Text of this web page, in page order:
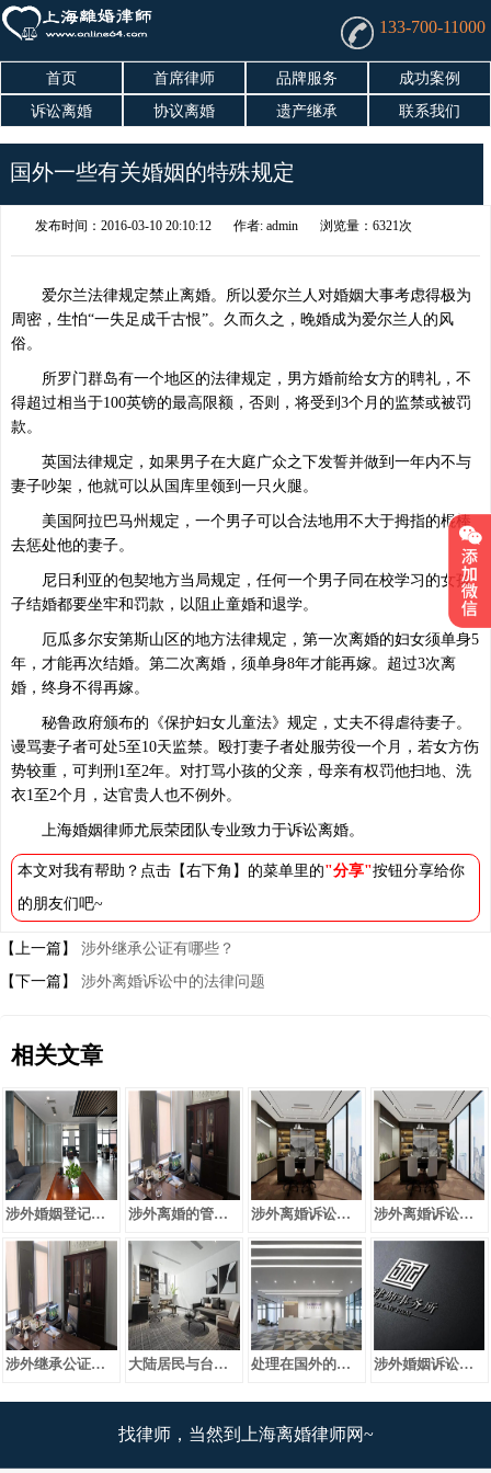
133-700-11000
首页 首席律师 品牌服务
成功案例
诉讼离婚
协议离婚 遗产继承 联系我们
国外一些有关婚姻的特殊规定
发布时间：2016-03-10 20:10:12 作者: admin 浏览量：6321次
爱尔兰法律规定禁止离婚。所以爱尔兰人对婚姻大事考虑得极为
周密，生怕“一失足成千古恨”。久而久之，晚婚成为爱尔兰人的风
俗。
所罗门群岛有一个地区的法律规定，男方婚前给女方的聘礼，不
得超过相当于100英镑的最高限额，否则，将受到3个月的监禁或被罚
款。
英国法律规定，如果男子在大庭广众之下发誓并做到一年内不与
妻子吵架，他就可以从国库里领到一只火腿。
美国阿拉巴马州规定，一个男子可以合法地用不大于拇指的棍棒
去惩处他的妻子。
尼日利亚的包契地方当局规定，任何一个男子同在校学习的女孩
子结婚都要坐牢和罚款，以阻止童婚和退学。
厄瓜多尔安第斯山区的地方法律规定，第一次离婚的妇女须单身5
年，才能再次结婚。第二次离婚，须单身8年才能再嫁。超过3次离
婚，终身不得再嫁。
秘鲁政府颁布的《保护妇女儿童法》规定，丈夫不得虐待妻子。
谩骂妻子者可处5至10天监禁。殴打妻子者处服劳役一个月，若女方伤
势较重，可判刑1至2年。对打骂小孩的父亲，母亲有权罚他扫地、洗
衣1至2个月，达官贵人也不例外。
上海婚姻律师尤辰荣团队专业致力于诉讼离婚。
本文对我有帮助？点击【右下角】的菜单里的"分享"按钮分享给你
的朋友们吧~
【上一篇】
涉外继承公证有哪些？
【下一篇】
涉外离婚诉讼中的法律问题
相关文章
涉外婚姻登记程序 涉外离婚的管辖规定 涉外离婚诉讼如何确定管辖法院？ 涉外离婚诉讼中的法律问题
涉外继承公证有哪些？ 大陆居民与台湾地区居民的离婚登记 处理在国外的中国公民的离婚纠纷有何特别规定？ 涉外婚姻诉讼中，若当事人双方分别向居住国法院起诉怎么办？
找律师，当然到上海离婚律师网~